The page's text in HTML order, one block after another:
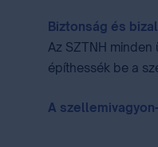
Biztonság és
Az SZTNH
építhessék be a
A